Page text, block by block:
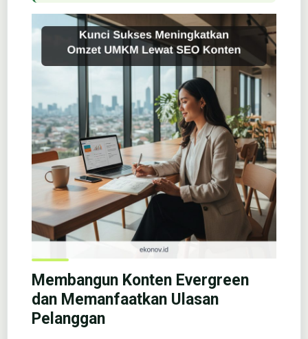
Membangun Konten Evergreen
dan Memanfaatkan Ulasan
Pelanggan